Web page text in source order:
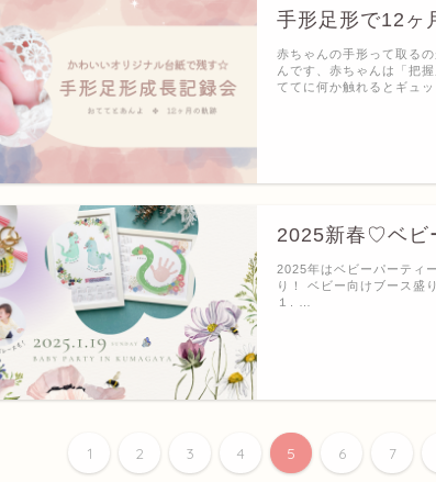
手形足形で12ヶ
赤ちゃんの手形って取る
んです、赤ちゃんは「把
ててに何か触れるとギュ
2025新春♡ベビ
2025年はベビーパーティ
り！ ベビー向けブース盛
１. …
1 2 3 4 5 6 7